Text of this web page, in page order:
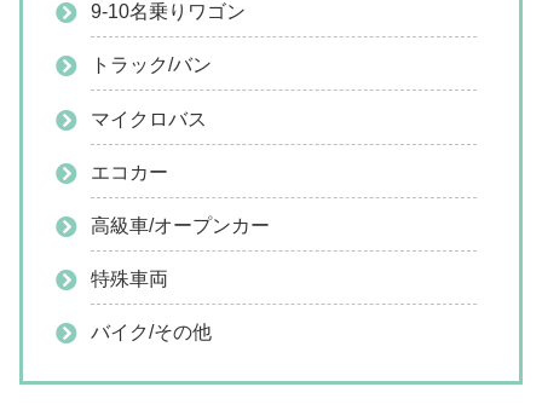
9-10名乗りワゴン
トラック/バン
マイクロバス
エコカー
高級車/オープンカー
特殊車両
バイク/その他